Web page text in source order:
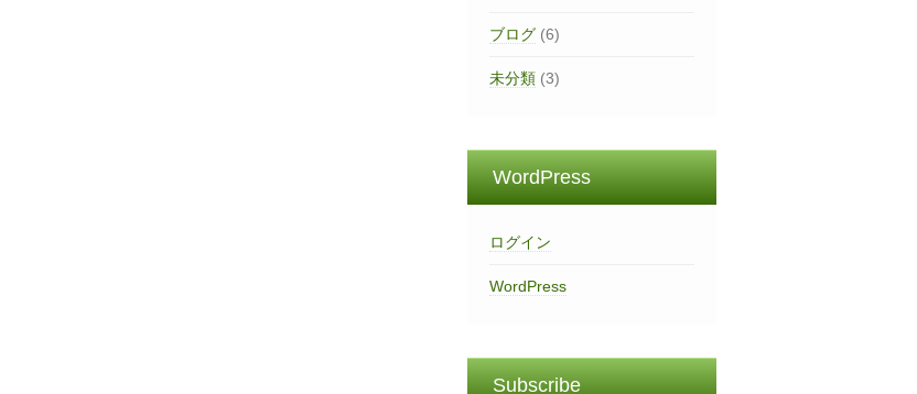
ブログ(6)
未分類(3)
WordPress
ログイン
WordPress
Subscribe